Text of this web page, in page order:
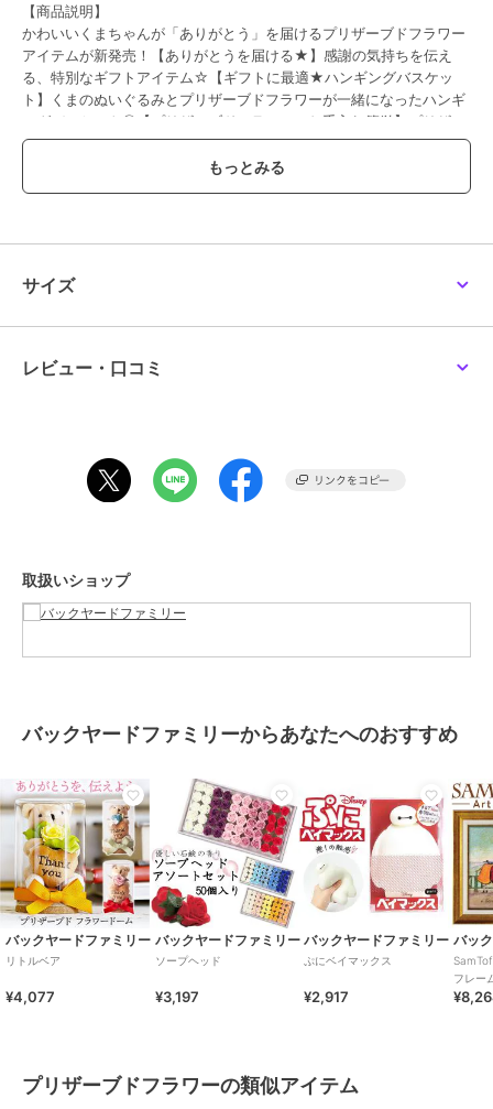
【商品説明】
かわいいくまちゃんが「ありがとう」を届けるプリザーブドフラワー
アイテムが新発売！【ありがとうを届ける★】感謝の気持ちを伝え
る、特別なギフトアイテム☆【ギフトに最適★ハンギングバスケッ
ト】くまのぬいぐるみとプリザーブドフラワーが一緒になったハンギ
ングバスケット◎【プリザーブドフラワーでお手入れ簡単】プリザー
ブドフラワーが長い期間新鮮さを保持、美しさが続く！【かわいいピ
ンクと元気なオレンジの2カラー】ピンクとオレンジの2つのカラー、
どちらも鮮やかで目を引くこと間違いなし☆【Thank Youのハート型
【素材】
生花（プリザーブドフラワー加工）、天然素材、PET
[縦]約14cm／[横]約10cm／[奥行]約8cm
【注意点】
お取り扱いの際は、商品やパッケージなどに記載されている品質表
ご理解願います。
【ご利用シーン】
暦祝い おしゃれ インテリア
ブランド バックヤードファミリー
ショップ バックヤードファミリー
商品カテゴリ ギフト用品 ／プリザーブドフラ
ワー
カラー ピンク、イエロー
サイズ プリザーブドフラワー
サイズ
レビュー・口コミ
取扱いショップ
バックヤードファミリーからあなたへのおすすめ
バックヤードファミリー
リトルベア
¥4,077
バックヤードファミリー
ソープヘッド
¥3,197
バックヤードファミリー
ぷにベイマックス
¥2,917
バッ
フレー
プリザーブドフラワーの類似アイテム